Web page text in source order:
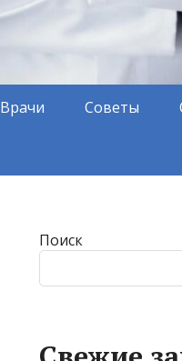
Врачи Советы
Поиск